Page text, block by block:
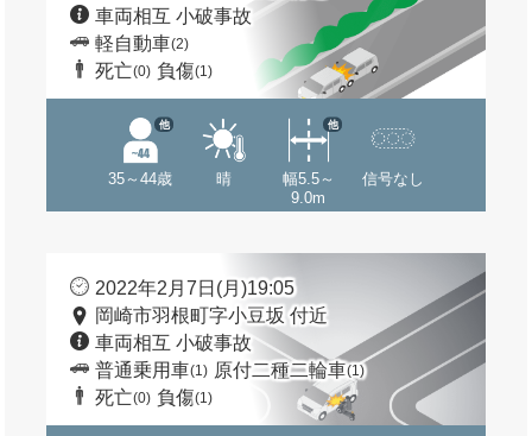
車両相互 小破事故
軽自動車(2)
死亡(0) 負傷(1)
35～44歳
他
晴
幅5.5～
9.0m
他
信号なし
2022年2月7日(月)19:05
岡崎市羽根町字小豆坂 付近
車両相互 小破事故
普通乗用車(1) 原付二種二輪車(1)
死亡(0) 負傷(1)